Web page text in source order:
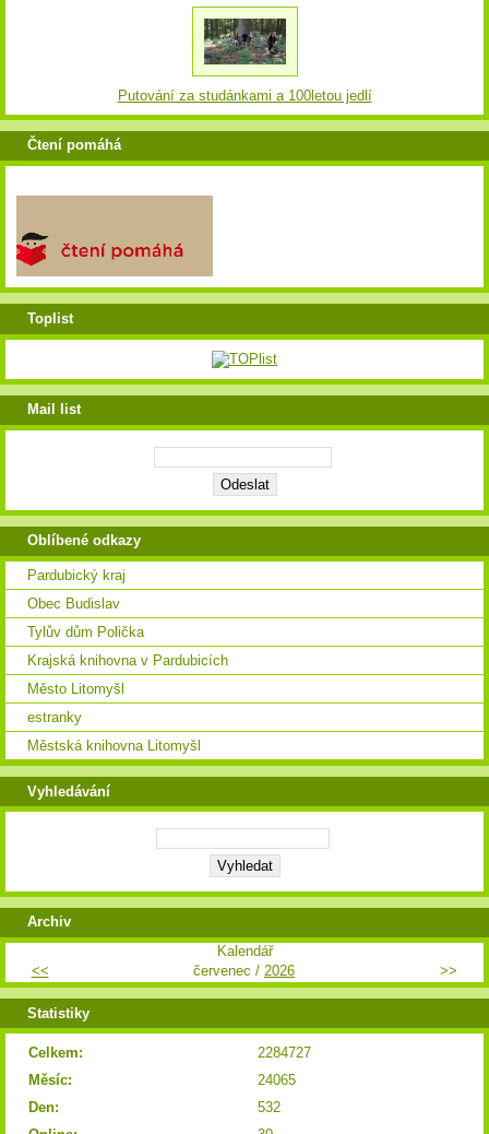
Putování za studánkami a 100letou jedlí
Čtení pomáhá
Toplist
Mail list
Oblíbené odkazy
Pardubický kraj
Obec Budislav
Tylův dům Polička
Krajská knihovna v Pardubicích
Město Litomyšl
estranky
Městská knihovna Litomyšl
Vyhledávání
Archiv
Kalendář
<<
červenec / 2026 >>
Statistiky
Celkem:
2284727
Měsíc:
24065
Den:
532